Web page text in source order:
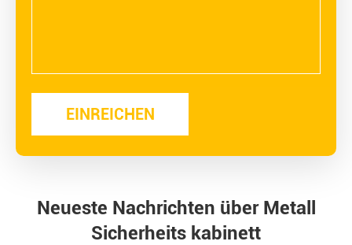
Neueste Nachrichten über Metall
Sicherheits kabinett